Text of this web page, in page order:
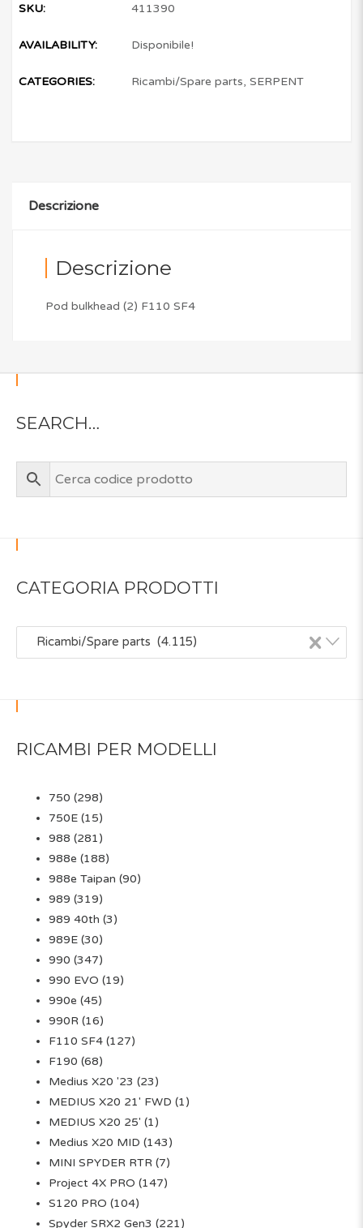
SKU: 411390
AVAILABILITY: Disponibile!
CATEGORIES: Ricambi/Spare parts,SERPENT
Descrizione
Descrizione
Pod bulkhead (2) F110 SF4
SEARCH…
CATEGORIA PRODOTTI
×
Ricambi/Spare parts (4.115)
RICAMBI PER MODELLI
750 (298)
750E (15)
988 (281)
988e (188)
988e Taipan (90)
989 (319)
989 40th (3)
989E (30)
990 (347)
990 EVO (19)
990e (45)
990R (16)
F110 SF4 (127)
F190 (68)
Medius X20 '23 (23)
MEDIUS X20 21' FWD (1)
MEDIUS X20 25' (1)
Medius X20 MID (143)
MINI SPYDER RTR (7)
Project 4X PRO (147)
S120 PRO (104)
Spyder SRX2 Gen3 (221)